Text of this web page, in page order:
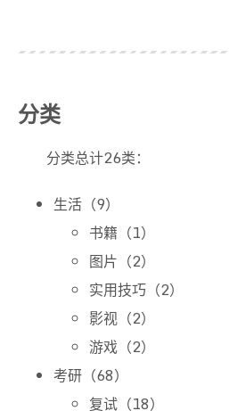
分类
分类总计26类：
生活（9）
书籍（1）
图片（2）
实用技巧（2）
影视（2）
游戏（2）
考研（68）
复试（18）